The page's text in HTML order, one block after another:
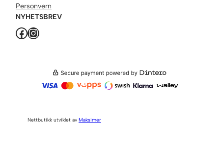
Personvern
NYHETSBREV
Facebook Instagram
Nettbutikk utviklet av Maksimer